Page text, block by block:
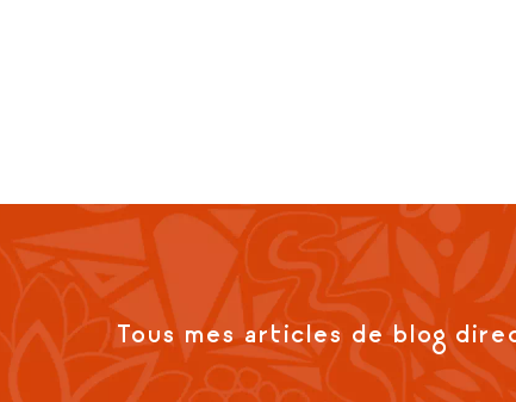
Tous mes articles de blog